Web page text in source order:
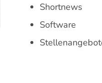
Shortnews
Software